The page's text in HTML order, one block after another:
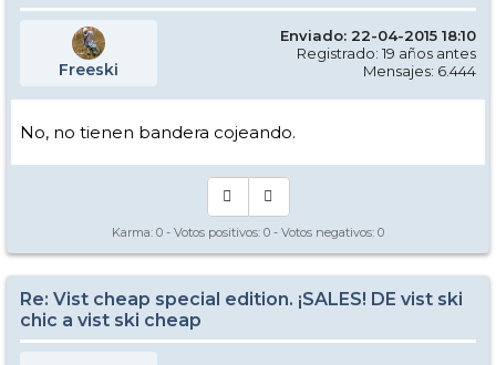
Freeski
Enviado: 22-04-2015 18:10
Registrado: 19 años antes
Mensajes: 6.444
No, no tienen bandera cojeando.
Karma: 0 - Votos positivos: 0 - Votos negativos: 0
Re: Vist cheap special edition. ¡SALES! DE vist ski
chic a vist ski cheap